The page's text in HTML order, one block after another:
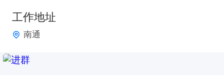
2. 按照规定路线高效完成配送任务，保障服务质量。
3. 做好订单信息核对与交接，确保配送流程顺畅。
工作地址
南通